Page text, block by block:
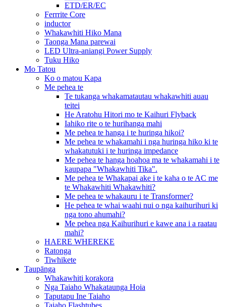
ETD/ER/EC
Ferrrite Core
inductor
Whakawhiti Hiko Mana
Taonga Mana parewai
LED Ultra-aniangi Power Supply
Tuku Hiko
Mo Tatou
Ko o matou Kapa
Me pehea te
Te tukanga whakamatautau whakawhiti auau
teitei
He Aratohu Hitori mo te Kaihuri Flyback
Iahiko rite o te hurihanga mahi
Me pehea te hanga i te huringa hikoi?
Me pehea te whakamahi i nga huringa hiko ki te
whakatutuki i te huringa impedance
Me pehea te hanga hoahoa ma te whakamahi i te
kaupapa "Whakawhiti Tika".
Me pehea te Whakapai ake i te kaha o te AC me
te Whakawhiti Whakawhiti?
Me pehea te whakauru i te Transformer?
He pehea te whai waahi nui o nga kaihurihuri ki
nga tono ahumahi?
Me pehea nga Kaihurihuri e kawe ana i a raatau
mahi?
HAERE WHEREKE
Ratonga
Tiwhikete
Taupānga
Whakawhiti korakora
Nga Taiaho Whakataunga Hoia
Taputapu Ine Taiaho
Taiaho Flashtubes